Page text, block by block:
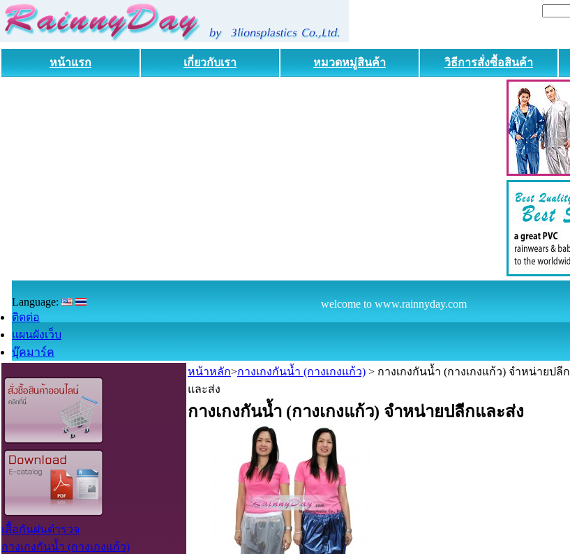
หน้าแรก เกี่ยวกับเรา หมวดหมู่สินค้า วิธีการสั่งซื้อสินค้า
welcome to www.rainnyday.com
Language:
ติดต่อ
แผนผังเว็บ
บุ๊คมาร์ค
เสื้อกันฝนตำรวจ
กางเกงกันน้ำ (กางเกงแก้ว)
หน้าหลัก>กางเกงกันน้ำ (กางเกงแก้ว) > กางเกงกันน้ำ (กางเกงแก้ว) จำหน่ายปลีก
และส่ง
กางเกงกันน้ำ (กางเกงแก้ว) จำหน่ายปลีกและส่ง